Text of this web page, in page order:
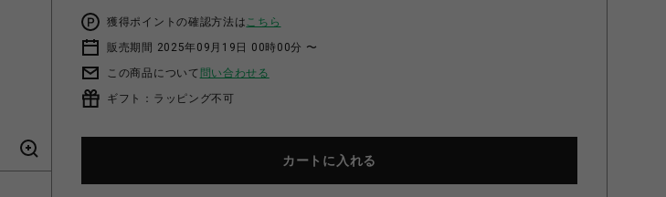
獲得ポイントの確認方法はこちら
販売期間 2025年09月19日 00時00分 〜
この商品について 問い合わせる
ギフト：ラッピング不可
カートに入れる